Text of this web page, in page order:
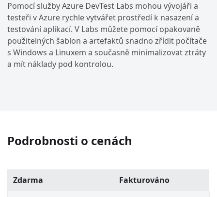
Pomocí služby Azure DevTest Labs mohou vývojáři a
testeři v Azure rychle vytvářet prostředí k nasazení a
testování aplikací. V Labs můžete pomocí opakovaně
použitelných šablon a artefaktů snadno zřídit počítače
s Windows a Linuxem a současně minimalizovat ztráty
a mít náklady pod kontrolou.
Podrobnosti o cenách
Zdarma Fakturováno